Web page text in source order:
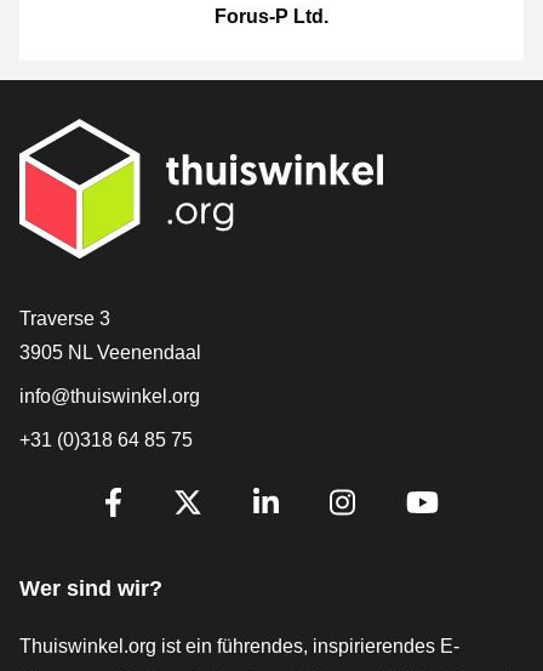
Forus-P Ltd.
[_General:Contact]
Traverse 3
3905 NL Veenendaal
info@thuiswinkel.org
+31 (0)318 64 85 75
[_General:SocialMediaTitle]
Wer sind wir?
Thuiswinkel.org ist ein führendes, inspirierendes E-